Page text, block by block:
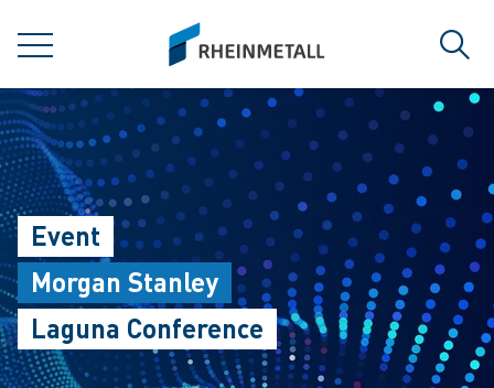
MENÜ
siteLogo
Event
Morgan Stanley
Laguna Conference